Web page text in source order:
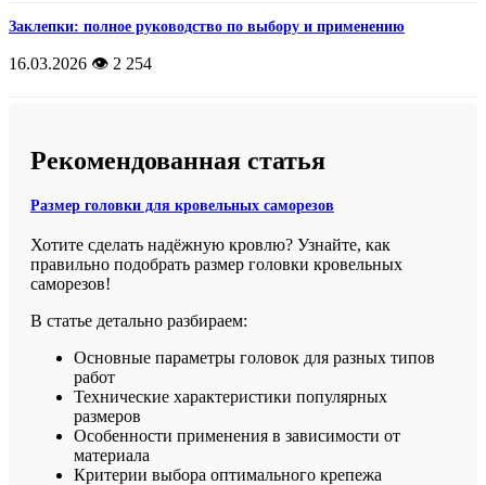
Заклепки: полное руководство по выбору и применению
16.03.2026 👁️ 2 254
Рекомендованная статья
Размер головки для кровельных саморезов
Хотите сделать надёжную кровлю? Узнайте, как
правильно подобрать размер головки кровельных
саморезов!
В статье детально разбираем:
Основные параметры головок для разных типов
работ
Технические характеристики популярных
размеров
Особенности применения в зависимости от
материала
Критерии выбора оптимального крепежа